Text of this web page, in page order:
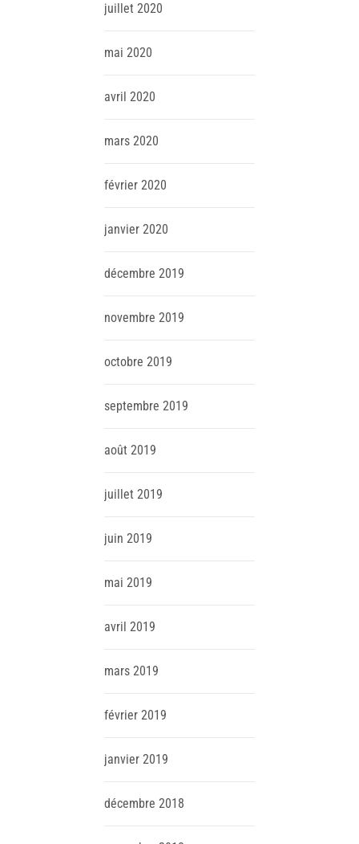
juillet 2020
mai 2020
avril 2020
mars 2020
février 2020
janvier 2020
décembre 2019
novembre 2019
octobre 2019
septembre 2019
août 2019
juillet 2019
juin 2019
mai 2019
avril 2019
mars 2019
février 2019
janvier 2019
décembre 2018